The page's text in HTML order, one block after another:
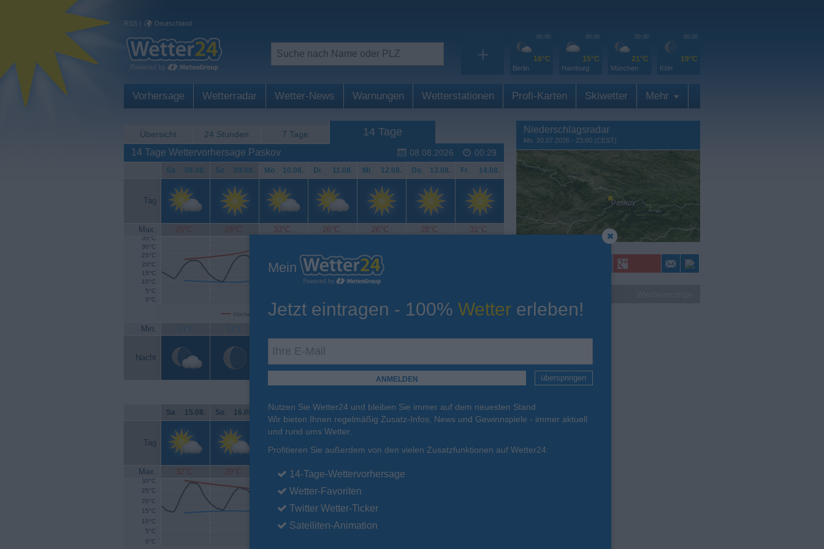
RSS | Deutschland
+
00:00
16°C
Berlin
00:00
15°C
Hamburg
00:00
21°C
München
00:00
19°C
Köln
Vorhersage Wetterradar Wetter-News Warnungen Wetterstationen Profi-Karten Skiwetter Mehr
Übersicht 24 Stunden 7 Tage 14 Tage
08.08.2026 00:29
14 Tage Wettervorhersage Paskov
Sa. 08.08. So. 09.08. Mo. 10.08. Di. 11.08. Mi. 12.08. Do. 13.08. Fr. 14.08.
Tag
Max. 25°C 28°C 33°C 26°C 26°C 28°C 31°C
Höchsttemperatur Tiefsttemperatur Aktuelle Temperatur
0°C
5°C
10°C
15°C
20°C
25°C
30°C
35°C
Min. 13°C 12°C
Nacht
Sa. 15.08. So. 16.08. Mo. 17.08. Di . 18.08. Mi. 19.08. Do. 20.08. Fr . 21.08.
Tag
Max. 32°C 29°C 27°C 28°C 28°C
0°C
5°C
10°C
15°C
20°C
25°C
30°C
Niederschlagsradar
Mo. 20.07.2026 - 23:00 (CEST)
Paskov
Mein
Jetzt eintragen - 100% Wetter erleben!
überspringen
Nutzen Sie Wetter24 und bleiben Sie immer auf dem neuesten Stand.
Wir bieten Ihnen regelmäßig Zusatz-Infos, News und Gewinnspiele - immer aktuell
und rund ums Wetter.
Profitieren Sie außerdem von den vielen Zusatzfunktionen auf Wetter24:
14-Tage-Wettervorhersage
Wetter-Favoriten
Twitter Wetter-Ticker
Satelliten-Animation